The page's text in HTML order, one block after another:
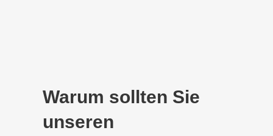
Warum sollten Sie
unseren